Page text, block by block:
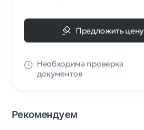
Предложить цену
Необходима проверка
документов
Рекомендуем